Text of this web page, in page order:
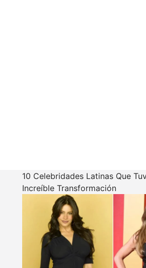
10 Celebridades Latinas Que
Increíble Transformación